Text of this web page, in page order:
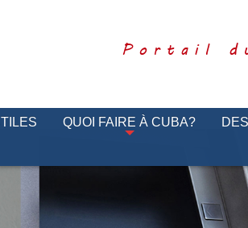
Portail
QUOI FAIRE À CUBA?